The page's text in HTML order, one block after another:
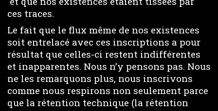
ces traces.
Le fait que le flux même de nos existences
soit entrelacé avec ces inscriptions a pour
résultat que celles-ci restent indifférentes
et inapparentes. Nous n’y pensons pas. Nous
ne les remarquons plus, nous inscrivons
comme nous respirons non seulement parce
que la rétention technique (la rétention